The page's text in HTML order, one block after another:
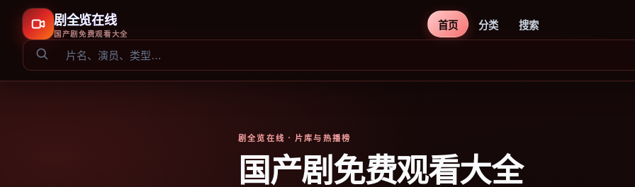
剧全览在线
国产剧免费观看大全
首页 分类 搜索
剧全览在线 · 片库与热播榜
国产剧免费观看大全